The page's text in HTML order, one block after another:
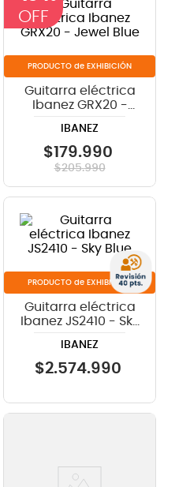
de EXHIBICIÓN
Guitarra eléctrica
Ibanez GRX20 -
IBANEZ
$179.990
$205.990
de EXHIBICIÓN
Guitarra eléctrica
Ibanez JS2410 - Sky
IBANEZ
$2.574.990